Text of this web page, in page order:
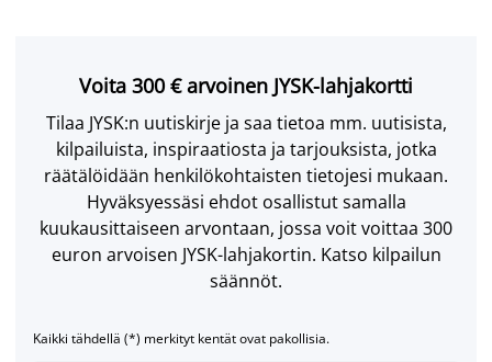
Voita 300 € arvoinen JYSK-lahjakortti
Tilaa JYSK:n uutiskirje ja saa tietoa mm. uutisista,
kilpailuista, inspiraatiosta ja tarjouksista, jotka
räätälöidään henkilökohtaisten tietojesi mukaan.
Hyväksyessäsi ehdot osallistut samalla
kuukausittaiseen arvontaan, jossa voit voittaa 300
euron arvoisen JYSK-lahjakortin. Katso kilpailun
säännöt.
Kaikki tähdellä (*) merkityt kentät ovat pakollisia.